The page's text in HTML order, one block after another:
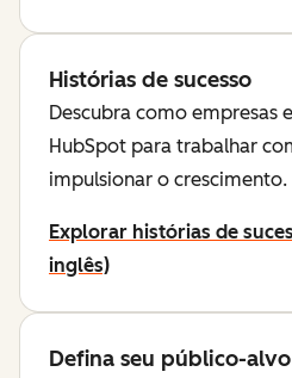
Histórias de sucesso
Descubra como empresas
HubSpot para trabalhar
impulsionar o crescimento.
Explorar histórias de
inglês)
Defina seu público-